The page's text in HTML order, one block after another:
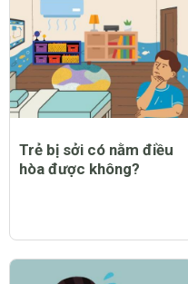
Trẻ bị sởi có nằm điều
hòa được không?